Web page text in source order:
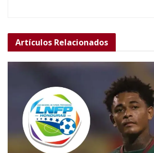
Artículos Relacionados